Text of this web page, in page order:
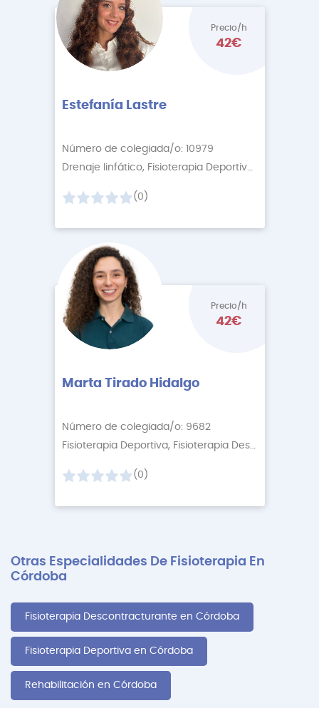
Precio/h
42€
Estefanía Lastre
Número de colegiada/o: 10979
Drenaje linfático, Fisioterapia Deportiva
(0)
Precio/h
42€
Marta Tirado Hidalgo
Número de colegiada/o: 9682
Fisioterapia Deportiva, Fisioterapia Descontractur
(0)
Otras Especialidades De Fisioterapia En
Córdoba
Fisioterapia Descontracturante en Córdoba
Fisioterapia Deportiva en Córdoba
Rehabilitación en Córdoba